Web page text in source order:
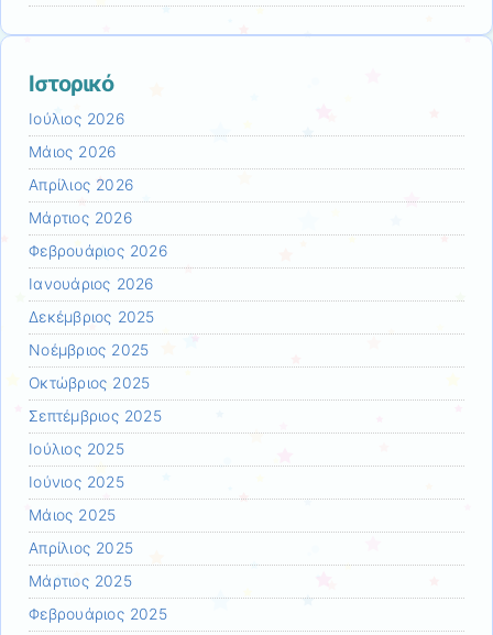
Ιστορικό
Ιούλιος 2026
Μάιος 2026
Απρίλιος 2026
Μάρτιος 2026
Φεβρουάριος 2026
Ιανουάριος 2026
Δεκέμβριος 2025
Νοέμβριος 2025
Οκτώβριος 2025
Σεπτέμβριος 2025
Ιούλιος 2025
Ιούνιος 2025
Μάιος 2025
Απρίλιος 2025
Μάρτιος 2025
Φεβρουάριος 2025